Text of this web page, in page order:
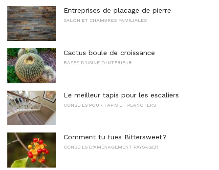
Entreprises de placage de pierre
SALON ET CHAMBRES FAMILIALES
Cactus boule de croissance
BASES D'USINE D'INTÉRIEUR
Le meilleur tapis pour les escaliers
CONSEILS POUR TAPIS ET PLANCHERS
Comment tu tues Bittersweet?
CONSEILS D'AMÉNAGEMENT PAYSAGER